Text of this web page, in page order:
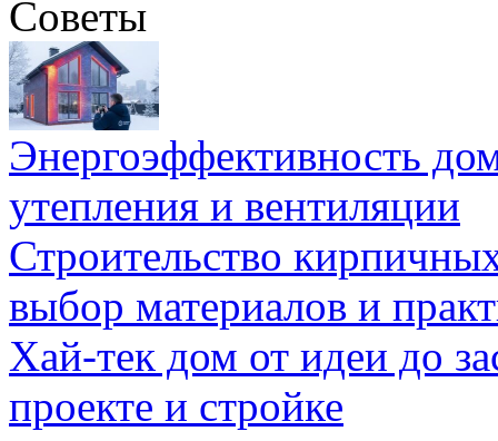
Советы
Энергоэффективность
утепления и вентиляции
Строительство
выбор материалов и
Хай-тек дом от идеи до
проекте и стройке